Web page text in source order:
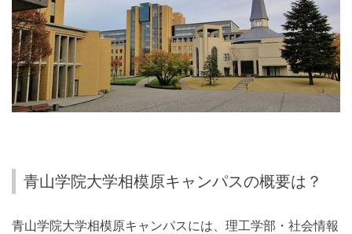
青山学院大学相模原キャンパスの概要は？
青山学院大学相模原キャンパスには、理工学部・社会情報